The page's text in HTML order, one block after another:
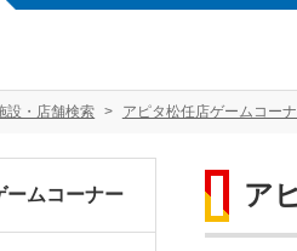
設・店舗検索 アピタ松任店ゲームコー
ア
ームコーナー